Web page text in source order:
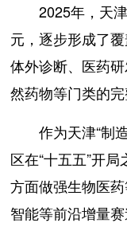
2025年，天津
元，逐步形成了
体外诊断、医药
然药物等门类的完
作为天津“制造
区在“十五五”开
方面做强生物医
智能等前沿增量